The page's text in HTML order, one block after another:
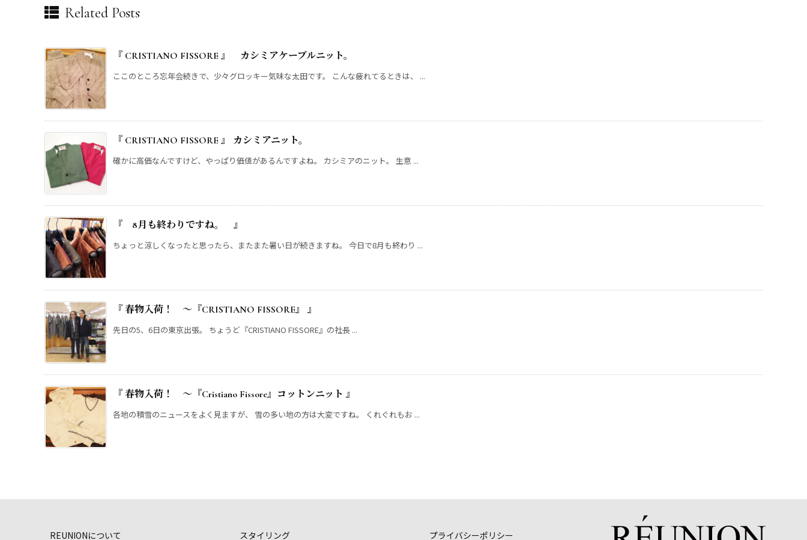
Related Posts
『 CRISTIANO FISSORE 』 カシミアケーブルニット。
ここのところ忘年会続きで、少々グロッキー気味な太田です。 こんな疲れてるときは、 ...
『 CRISTIANO FISSORE 』 カシミアニット。
確かに高価なんですけど、やっぱり価値があるんですよね。 カシミアのニット。 生意 ...
『 8月も終わりですね。 』
ちょっと涼しくなったと思ったら、またまた暑い日が続きますね。 今日で8月も終わり ...
『 春物入荷！ ～『CRISTIANO FISSORE』 』
先日の5、6日の東京出張。 ちょうど『CRISTIANO FISSORE』の社長 ...
『 春物入荷！ ～『Cristiano Fissore』コットンニット 』
各地の積雪のニュースをよく見ますが、 雪の多い地の方は大変ですね。 くれぐれもお ...
REUNIONについて スタイリング プライバシーポリシー